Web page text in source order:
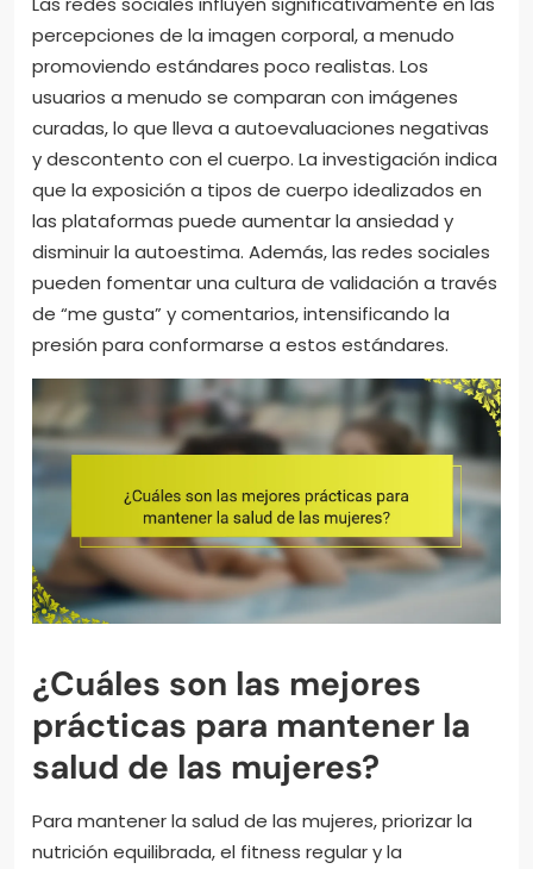
percepciones de la imagen corporal, a menudo
promoviendo estándares poco realistas. Los
usuarios a menudo se comparan con imágenes
curadas, lo que lleva a autoevaluaciones negativas
y descontento con el cuerpo. La investigación indica
que la exposición a tipos de cuerpo idealizados en
las plataformas puede aumentar la ansiedad y
disminuir la autoestima. Además, las redes sociales
pueden fomentar una cultura de validación a través
de “me gusta” y comentarios, intensificando la
presión para conformarse a estos estándares.
¿Cuáles son las mejores
prácticas para mantener la
salud de las mujeres?
Para mantener la salud de las mujeres, priorizar la
nutrición equilibrada, el fitness regular y la